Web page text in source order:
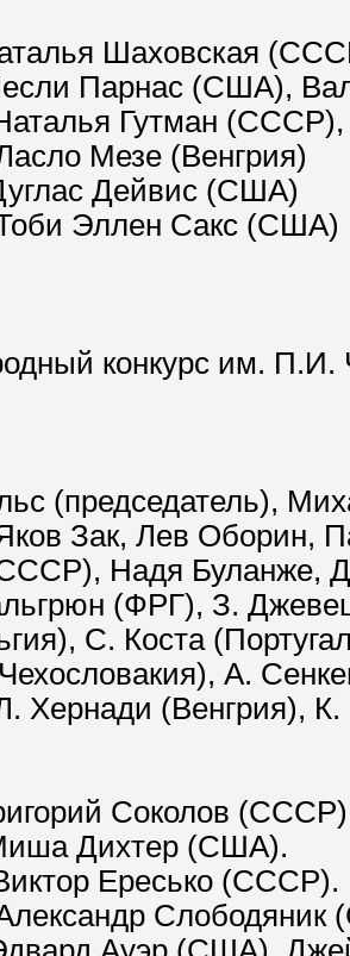
Шаховская
Парнас (США),
Гутман
Мезе (Венгрия)
Дейвис (США)
Эллен Сакс (США)
конкурс им. П.И.
(председатель),
Зак, Лев Оборин,
Надя Буланже,
(ФРГ), З.
С. Коста
А.
Хернади (Венгрия),
Соколов
Дихтер (США).
Ересько (СССР).